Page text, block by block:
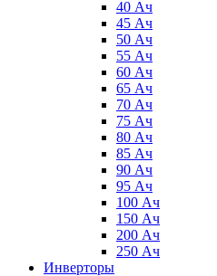
40 Ач
45 Ач
50 Ач
55 Ач
60 Ач
65 Ач
70 Ач
75 Ач
80 Ач
85 Ач
90 Ач
95 Ач
100 Ач
150 Ач
200 Ач
250 Ач
Инверторы